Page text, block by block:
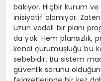
bakıyor. Hiçbir kurum
inisiyatif alamıyor.
uzun vadeli bir planı
da yok. Hem plansızlık,
kendi çürümüşlüğü bu
sebebidir. Bu sistem
güvenlik sorunu